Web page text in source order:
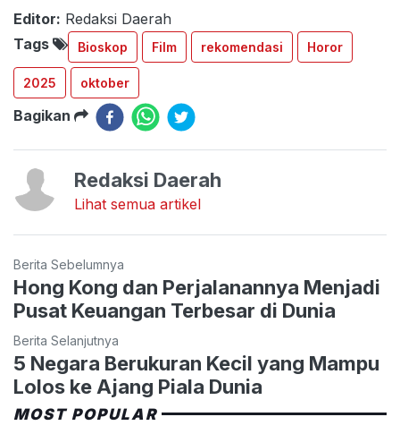
Editor: Redaksi Daerah
Tags
Bioskop Film rekomendasi Horor
2025 oktober
Bagikan
Redaksi Daerah
Lihat semua artikel
Berita Sebelumnya
Hong Kong dan Perjalanannya Menjadi
Pusat Keuangan Terbesar di Dunia
Berita Selanjutnya
5 Negara Berukuran Kecil yang Mampu
Lolos ke Ajang Piala Dunia
MOST POPULAR